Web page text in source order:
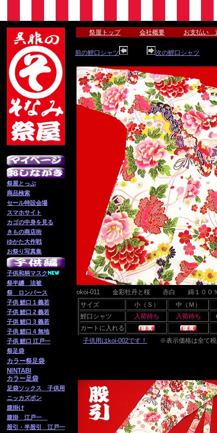
祭屋とっぷ
商品検索
セール特設会場
スマホサイト
カゴの中身を見る
きもの商店街
ゆかた大作戦
お祭り写真集
子供和柄マスク
祭半纏 法被
祭 ロンパース
子供 鯉口 1 義若
子供 鯉口 2 義若
子供 鯉口 3 義若
子供 鯉口 4 無地
子供 鯉口 江戸一
祭足袋
カラー祭足袋
NINTABI
カラー足袋
足袋ソックス 子供用
ニッカズボン
腹掛け
腹掛 江戸一
股引・半股引 江戸一
祭屋トップ 会社概要 お支払い
前の鯉口シャツ 次の鯉口シャツ
okoi-011 金彩牡丹と桜 赤白 綿１００
サイズ
小（Ｓ）
中（Ｍ）
鯉口シャツ
カートに入れる
子供用はkoi-002です！
※表示価格は全て税